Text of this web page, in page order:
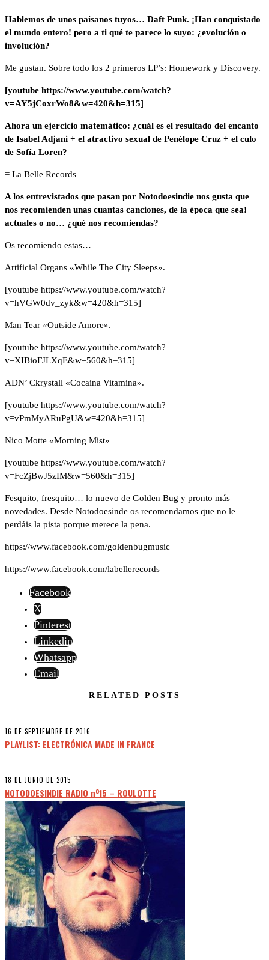
Hablemos de unos paisanos tuyos… Daft Punk. ¡Han conquistado
el mundo entero! pero a ti qué te parece lo suyo: ¿evolución o
involución?
Me gustan. Sobre todo los 2 primeros LP’s: Homework y Discovery.
[youtube https://www.youtube.com/watch?
v=AY5jCoxrWo8&w=420&h=315]
Ahora un ejercicio matemático: ¿cuál es el resultado del encanto
de Isabel Adjani + el atractivo sexual de Penélope Cruz + el culo
de Sofía Loren?
= La Belle Records
A los entrevistados que pasan por Notodoesindie nos gusta que
nos recomienden unas cuantas canciones, de la época que sea!
actuales o no… ¿qué nos recomiendas?
Os recomiendo estas…
Artificial Organs «While The City Sleeps».
[youtube https://www.youtube.com/watch?
v=hVGW0dv_zyk&w=420&h=315]
Man Tear «Outside Amore».
[youtube https://www.youtube.com/watch?
v=XIBioFJLXqE&w=560&h=315]
ADN’ Ckrystall «Cocaina Vitamina».
[youtube https://www.youtube.com/watch?
v=vPmMyARuPgU&w=420&h=315]
Nico Motte «Morning Mist»
[youtube https://www.youtube.com/watch?
v=FcZjBwJ5zIM&w=560&h=315]
Fesquito, fresquito… lo nuevo de Golden Bug y pronto más
novedades. Desde Notodoesinde os recomendamos que no le
perdáis la pista porque merece la pena.
https://www.facebook.com/goldenbugmusic
https://www.facebook.com/labellerecords
Facebook
X
Pinterest
Linkedin
Whatsapp
Email
RELATED POSTS
16 DE SEPTIEMBRE DE 2016
PLAYLIST: ELECTRÓNICA MADE IN FRANCE
18 DE JUNIO DE 2015
NOTODOESINDIE RADIO nº15 – ROULOTTE